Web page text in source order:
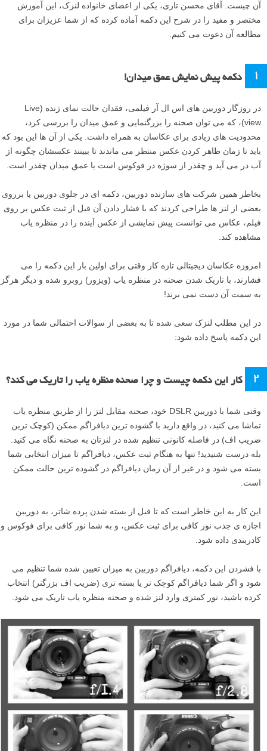
آن چیست. آقای محسن تاری، یکی از اعضای خانواده لنزک، این آموزش
مختصر و مفید را در شرح این دکمه آماده کرده که از شما عزیزان برای
مطالعه آن دعوت می کنیم.
۱ دکمه پیش نمایش عمق میدان!
در روزگار دوربین های اس ال آر فیلمی، فقدان حالت نمای زنده (Live
view)، که می توان صحنه را بزرگنمایی و عمق میدان را بررسی کرد،
محدودیت های زیادی برای عکاسان به همراه داشت. یکی از آن ها این بود که
باید تا زمان ظاهر کردن عکس منتظر می ماندند تا ببینند عکسشان چگونه از
آب در می آید و چقدر از سوژه در فوکوس است یا عمق میدان چقدر است.
بخاطر همین شرکت های سازنده دوربین، دکمه ای در جلوی دوربین یا برروی
بعضی از لنز ها طراحی کردند که با فشار دادن آن قبل از ثبت عکس بر روی
فیلم، عکاس می توانست پیش نمایشی از عکس آینده را در منظره یاب
مشاهده کند.
امروزه عکاسان دیجیتالی تازه کار وقتی برای اولین بار این دکمه را می
فشارند، با تاریک شدن صحنه در منظره یاب (ویزور) روبرو شده و دیگر هرگز
به سمت آن دست نمی برند!
در این مطلب لنزک سعی شده تا به بعضی از سوالات احتمالی شما در مورد
این دکمه پاسخ داده شود:
۲ کار این دکمه چیست و چرا صحنه منظره یاب را تاریک می کند؟
وقتی شما با دوربین DSLR خود، صحنه مقابل لنز را از طریق منظره یاب
تماشا می کنید، در واقع دارید با گشوده ترین دیافراگم ممکن (کوچک ترین
ضریب اف) در فاصله کانونی تنظیم شده در لنزتان به صحنه نگاه می کنید.
بله درست شنیدید! تنها به هنگام ثبت عکس، دیافراگم تا میزان انتخابی شما
بسته می شود و در غیر از آن زمان دیافراگم در گشوده ترین حالت ممکن
است.
این کار به این خاطر است که تا قبل از بسته شدن پرده شاتر، به دوربین
اجازه ی جذب نور کافی برای ثبت عکس، و به شما نور کافی برای فوکوس و
کادربندی داده شود.
با فشردن این دکمه، دیافراگم دوربین به میزان تعیین شده شما تنظیم می
شود و اگر شما دیافراگم کوچک تر یا بسته تری (ضریب اف بزرگتر) انتخاب
کرده باشید، نور کمتری وارد لنز شده و صحنه منظره یاب تاریک می شود.